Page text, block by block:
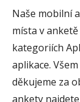
Naše mobilní
místa v anketě
kategoriích
aplikace.
děkujeme za
ankety najdete